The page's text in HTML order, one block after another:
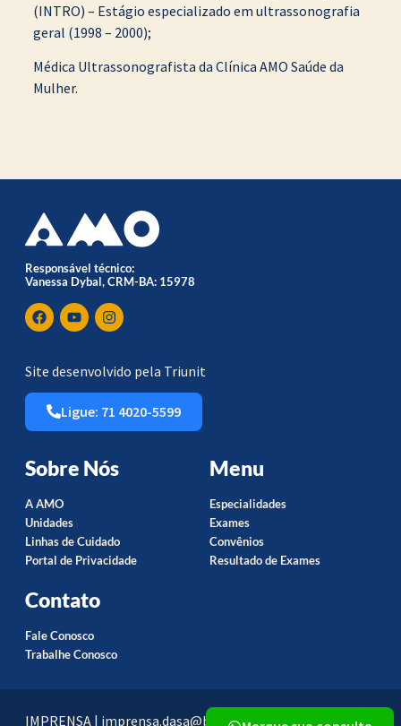
(INTRO) – Estágio especializado em ultrassonografia
geral (1998 – 2000);
Médica Ultrassonografista da Clínica AMO Saúde da
Mulher.
Responsável técnico:
Vanessa Dybal, CRM-BA: 15978
Site desenvolvido pela Triunit
Ligue: 71 4020-5599
Sobre Nós
A AMO
Unidades
Linhas de Cuidado
Portal de Privacidade
Menu
Especialidades
Exames
Convênios
Resultado de Exames
Contato
Fale Conosco
Trabalhe Conosco
IMPRENSA | imprensa.dasa@bowler.com.br